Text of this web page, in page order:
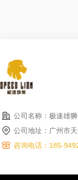
公司名称：极速雄
公司地址：广州市
咨询电话：185-